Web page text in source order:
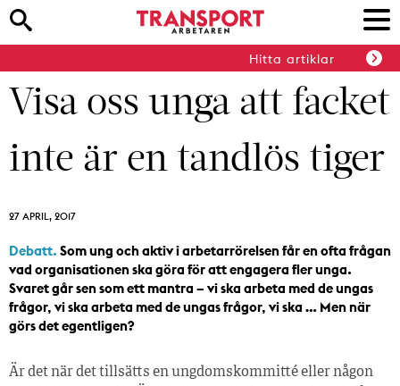
Hitta artiklar
Visa oss unga att facket
inte är en tandlös tiger
27 APRIL, 2017
Debatt. Som ung och aktiv i arbetarrörelsen får en ofta frågan
vad organisationen ska göra för att engagera fler unga.
Svaret går sen som ett mantra – vi ska arbeta med de ungas
frågor, vi ska arbeta med de ungas frågor, vi ska … Men när
görs det egentligen?
Är det när det tillsätts en ungdomskommitté eller någon